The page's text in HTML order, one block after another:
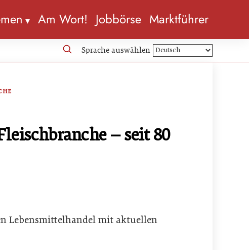
Am Wort! Jobbörse Marktführer
Sprache auswählen
– seit 80
Lebensmittelhandel mit aktuellen